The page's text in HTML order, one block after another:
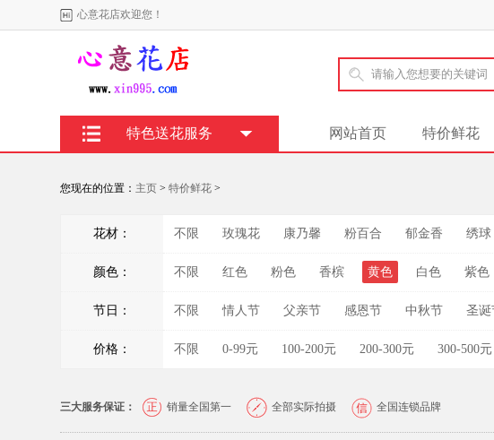
心意花店欢迎您！
网站首页 特价鲜花
特色送花服务
您现在的位置： 主页 > 特价鲜花 >
花材： 不限 玫瑰花 康乃馨 粉百合 郁金香 绣球
颜色： 不限 红色 粉色 香槟 黄色 白色 紫色
节日： 不限 情人节 父亲节 感恩节 中秋节 圣诞
价格： 不限 0-99元 100-200元 200-300元 300-500元
三大服务保证： 销量全国第一 全部实际拍摄 全国连锁品牌